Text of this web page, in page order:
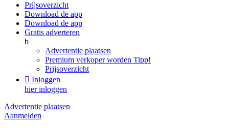
Prijsoverzicht
Download de app
Download de app
Gratis adverteren
b
Advertentie plaatsen
Premium verkoper worden Tipp!
Prijsoverzicht
 Inloggen
hier inloggen
Advertentie plaatsen
Aanmelden